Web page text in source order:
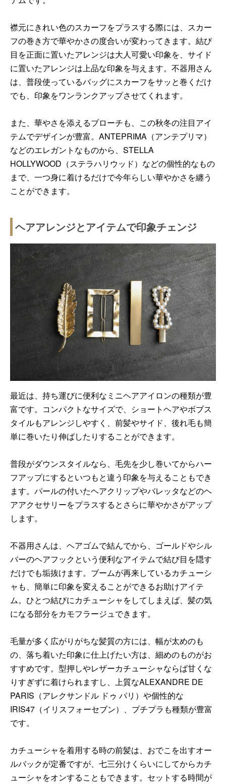
襟元にきれい色のスカーフをプラスする際には、スカー
フの巻き方で華やかさの度合いが変わってきます。結び
目を正面に置いたアレンジは大人可愛い印象を、サイド
に置いたアレンジは上品な印象を与えます。不器用さん
は、普段使っているバッグにスカーフをサッと巻くだけ
でも、印象をワンランクアップさせてくれます。
また、華やさを添えるブローチも、この秋冬の注目アイ
テムでデザインが豊富。ANTEPRIMA（アンテプリマ）
などのエレガントなものから、STELLA
HOLLYWOOD（ステラハリウッド）などの個性的なもの
まで、一つ身に着けるだけで今年らしい華やかさを纏う
ことができます。
ヘアアレンジとアイテムで印象チェンジ
最近は、持ち運びに便利なミニヘアアイロンの種類が豊
富です。コンパクトなサイズで、ショートヘアやボブス
タイルもアレンジしやすく、前髪やサイド、後れ毛も簡
単に巻いたり伸ばしたりすることができます。
普段がダウンスタイルなら、毛先を少し巻いてからハー
フアップにするといつもと違う印象を与えることもでき
ます。パールの付いたヘアクリップやバレッタなどのヘ
アアクセサリーをプラスするとさらに華やかさがアップ
します。
不器用さんは、ヘアゴムで結んでから、ゴールドやシル
バーのヘアフックという便利なアイテムで結び目を隠す
だけでも垢抜けます。ブームが再来しているカチューシ
ャも、簡単に印象を変えることができるお助けアイテ
ム。ひとつ結びにカチューシャをしてしまえば、髪の気
になる部分をカモフラージュできます。
毛量が多く広がりがちな髪質の方には、幅が太めのも
の、落ち着いた印象に仕上げたい方は、細めのものがお
すすめです。型押しやレザーカチューシャならば甘くな
りすぎずに着けられますし、上質なALEXANDRE DE
PARIS（アレクサンドル ドゥ パリ）や個性的な
IRIS47（イリスフォーセブン）、プチプラも種類が豊富
です。
カチューシャを着用する時の前髪は、おでこを出すオー
ルバックが定番ですが、七三分けくらいにしてからカチ
ューシャをオンすることもできます。セットする時間が